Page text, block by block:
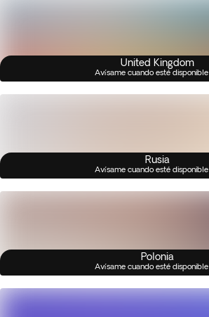
United Kingdom
Avísame cuando esté disponible
Rusia
Avísame cuando esté disponible
Polonia
Avísame cuando esté disponible